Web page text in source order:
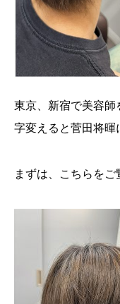
東京、新宿で美容師
字変えると菅田将暉
まずは、こちらをご